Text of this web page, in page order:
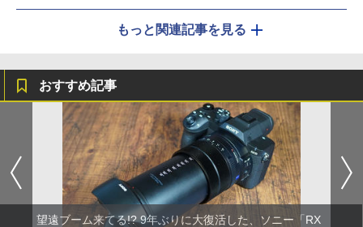
もっと関連記事を見る
おすすめ記事
望遠ブーム来てる!? 9年ぶりに大復活した、ソニー「RX